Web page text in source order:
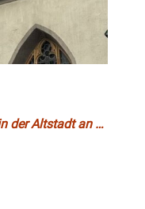
der Altstadt an …